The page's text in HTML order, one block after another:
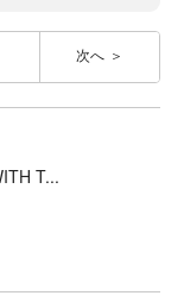
次へ
T...